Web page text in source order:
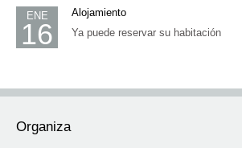
ENE
16
Alojamiento
Ya puede reservar su habitación
Organiza